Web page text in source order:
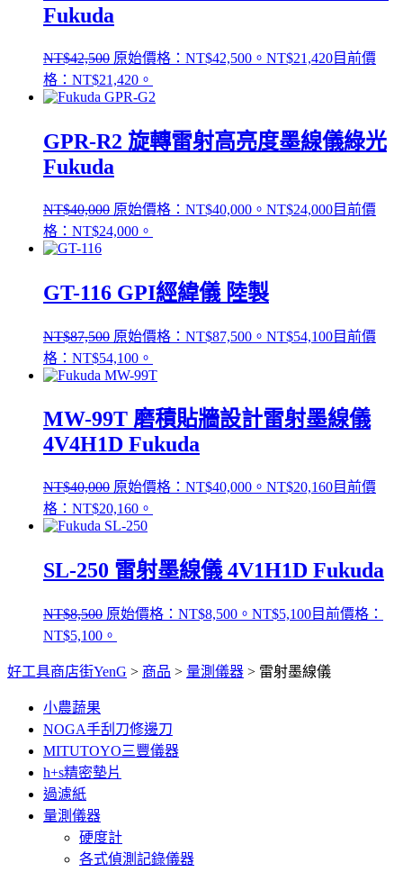
Fukuda
NT$42,500 原始價格：NT$42,500。 NT$21,420目前價
格：NT$21,420。
GPR-R2 旋轉雷射高亮度墨線儀綠光
Fukuda
NT$40,000 原始價格：NT$40,000。 NT$24,000目前價
格：NT$24,000。
GT-116 GPI經緯儀 陸製
NT$87,500 原始價格：NT$87,500。 NT$54,100目前價
格：NT$54,100。
MW-99T 磨積貼牆設計雷射墨線儀
4V4H1D Fukuda
NT$40,000 原始價格：NT$40,000。 NT$20,160目前價
格：NT$20,160。
SL-250 雷射墨線儀 4V1H1D Fukuda
NT$8,500 原始價格：NT$8,500。 NT$5,100目前價格：
NT$5,100。
好工具商店街YenG > 商品 > 量測儀器 > 雷射墨線儀
小農蔬果
NOGA手刮刀修邊刀
MITUTOYO三豐儀器
h+s精密墊片
過濾紙
量測儀器
硬度計
各式偵測記錄儀器